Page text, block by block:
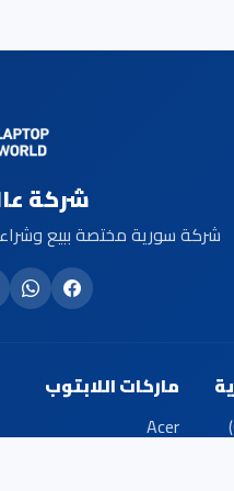
شركة
شركة سورية مختصة ببيع وشراء
ماركات اللابتوب
Acer